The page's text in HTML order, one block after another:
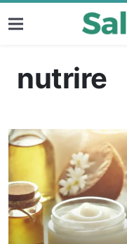
nutrire